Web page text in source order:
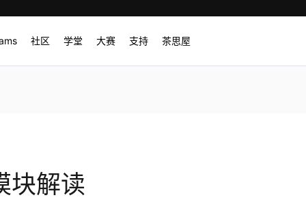
社区 学堂 大赛 支持 茶思屋
块解读